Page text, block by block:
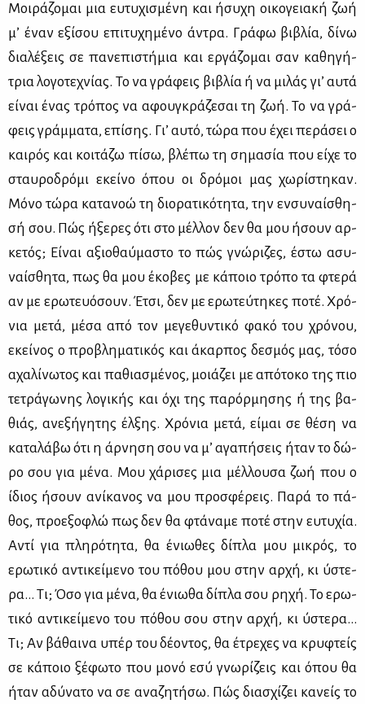
Μοι­ρά­ζο­μαι μια ευ­τυ­χι­σμέ­νη και ήσυ­χη οι­κο­γεια­κή ζωή
μ’ έναν εξί­σου επι­τυ­χη­μέ­νο άντρα. Γρά­φω βι­βλία, δί­νω
δια­λέ­ξεις σε πα­νε­πι­στή­μια και ερ­γά­ζο­μαι σαν κα­θη­γή­
τρια λο­γο­τε­χνί­ας. Το να γρά­φεις βι­βλία ή να μι­λάς γι’ αυ­τά
εί­ναι ένας τρό­πος να αφου­γκρά­ζε­σαι τη ζωή. Το να γρά­
φεις γράμ­μα­τα, επί­σης. Γι’ αυ­τό, τώ­ρα που έχει πε­ρά­σει ο
και­ρός και κοι­τά­ζω πί­σω, βλέ­πω τη ση­μα­σία που εί­χε το
σταυ­ρο­δρό­μι εκεί­νο όπου οι δρό­μοι μας χω­ρί­στη­καν.
Μό­νο τώ­ρα κα­τα­νοώ τη διο­ρα­τι­κό­τη­τα, την εν­συ­ναί­σθη­
σή σου. Πώς ήξε­ρες ότι στο μέλ­λον δεν θα μου ήσουν αρ­
κε­τός; Εί­ναι αξιο­θαύ­μα­στο το πώς γνώ­ρι­ζες, έστω ασυ­
ναί­σθη­τα, πως θα μου έκο­βες με κά­ποιο τρό­πο τα φτε­ρά
αν με ερω­τευό­σουν. Έτσι, δεν με ερω­τεύ­τη­κες πο­τέ. Χρό­
νια με­τά, μέ­σα από τον με­γε­θυ­ντι­κό φα­κό του χρό­νου,
εκεί­νος ο προ­βλη­μα­τι­κός και άκαρ­πος δε­σμός μας, τό­σο
αχα­λί­νω­τος και πα­θια­σμέ­νος, μοιά­ζει με από­το­κο της πιο
τε­τρά­γω­νης λο­γι­κής και όχι της πα­ρόρ­μη­σης ή της βα­
θιάς, ανε­ξή­γη­της έλ­ξης. Χρό­νια με­τά, εί­μαι σε θέ­ση να
κα­τα­λά­βω ότι η άρ­νη­ση σου να μ’ αγα­πή­σεις ήταν το δώ­
ρο σου για μέ­να. Μου χά­ρι­σες μια μέλ­λου­σα ζωή που ο
ίδιος ήσουν ανί­κα­νος να μου προ­σφέ­ρεις. Πα­ρά το πά­
θος, προ­ε­ξο­φλώ πως δεν θα φτά­να­με πο­τέ στην ευ­τυ­χία.
Αντί για πλη­ρό­τη­τα, θα ένιω­θες δί­πλα μου μι­κρός, το
ερω­τι­κό αντι­κεί­με­νο του πό­θου μου στην αρ­χή, κι ύστε­
ρα… Τι; Όσο για μέ­να, θα ένιω­θα δί­πλα σου ρη­χή. Το ερω­
τι­κό αντι­κεί­με­νο του πό­θου σου στην αρ­χή, κι ύστε­ρα…
Τι; Αν βά­θαι­να υπέρ του δέ­ο­ντος, θα έτρε­χες να κρυ­φτείς
σε κά­ποιο ξέ­φω­το που μο­νό εσύ γνω­ρί­ζεις και όπου θα
ήταν αδύ­να­το να σε ανα­ζη­τή­σω. Πώς δια­σχί­ζει κα­νείς το